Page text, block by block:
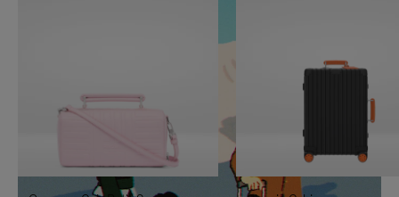
PAUSE,
APPUYEZ
SUR
DÉSACTIVÉ.
VEUILLEZ